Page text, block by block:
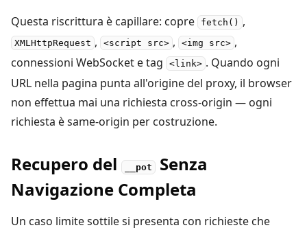
Questa riscrittura è capillare: copre fetch() ,
XMLHttpRequest , <script src> , <img src> ,
connessioni WebSocket e tag
<link> . Quando ogni
URL nella pagina punta all'origine del proxy, il browser
non effettua mai una richiesta cross-origin — ogni
richiesta è same-origin per costruzione.
Recupero del __pot
Senza
Navigazione Completa
Un caso limite sottile si presenta con richieste che